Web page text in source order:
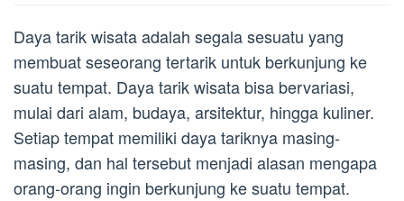
Daya tarik wisata adalah segala sesuatu yang
membuat seseorang tertarik untuk berkunjung ke
suatu tempat. Daya tarik wisata bisa bervariasi,
mulai dari alam, budaya, arsitektur, hingga kuliner.
Setiap tempat memiliki daya tariknya masing-
masing, dan hal tersebut menjadi alasan mengapa
orang-orang ingin berkunjung ke suatu tempat.